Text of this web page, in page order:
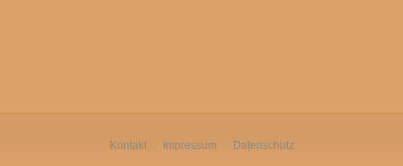
Kontakt Impressum Datenschutz